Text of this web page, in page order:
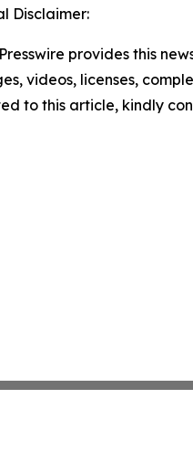
Disclaimer:
provides this
videos, licenses,
to this article, kindly